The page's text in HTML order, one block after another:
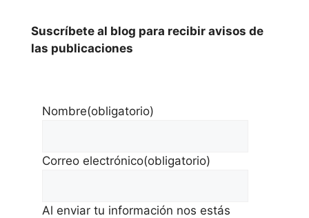
Suscríbete al blog para recibir avisos de
las publicaciones
Nombre(obligatorio)
Correo electrónico(obligatorio)
Al enviar tu información nos estás